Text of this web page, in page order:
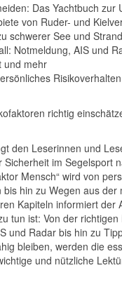
Das Yachtbuch zur
von Ruder- und
schwerer See und
Notmeldung, AIS und
und mehr
richtig
den Leserinnen und
Sicherheit im Segelsport
Mensch“ wird von
bis hin zu Wegen aus der
Kapiteln informiert der
tun ist: Von der
und Radar bis hin zu
bleiben, werden die
und nützliche